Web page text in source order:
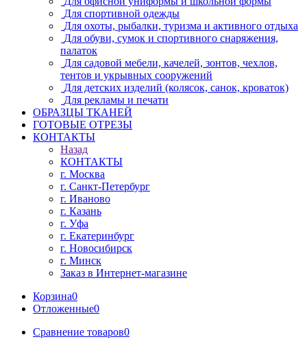
Для спортивной одежды
Для охоты, рыбалки, туризма и активного отдыха
Для обуви, сумок и спортивного снаряжения,
палаток
Для садовой мебели, качелей, зонтов, чехлов,
тентов и укрывных сооружений
Для детских изделий (колясок, санок, кроваток)
Для рекламы и печати
ОБРАЗЦЫ ТКАНЕЙ
ГОТОВЫЕ ОТРЕЗЫ
КОНТАКТЫ
Назад
КОНТАКТЫ
г. Москва
г. Санкт-Петербург
г. Иваново
г. Казань
г. Уфа
г. Екатеринбург
г. Новосибирск
г. Минск
Заказ в Интернет-магазине
Корзина0
Отложенные0
Сравнение товаров0